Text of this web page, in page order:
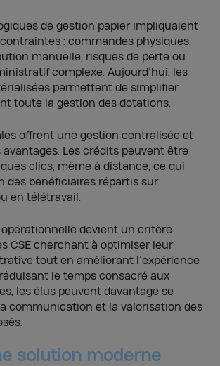
de gestion papier impliquaient
: commandes physiques,
manuelle, risques de perte ou
complexe. Aujourd’hui, les
permettent de simplifier
toute la gestion des dotations.
offrent une gestion centralisée et
Les crédits peuvent être
clics, même à distance, ce qui
des bénéficiaires répartis sur
en télétravail.
devient un critère
CSE cherchant à optimiser leur
tout en améliorant l’expérience
le temps consacré aux
les élus peuvent davantage se
communication et la valorisation des
solution moderne